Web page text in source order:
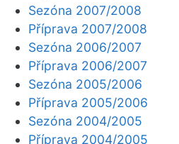
Sezóna 2007/2008
Příprava 2007/2008
Sezóna 2006/2007
Příprava 2006/2007
Sezóna 2005/2006
Příprava 2005/2006
Sezóna 2004/2005
Příprava 2004/2005